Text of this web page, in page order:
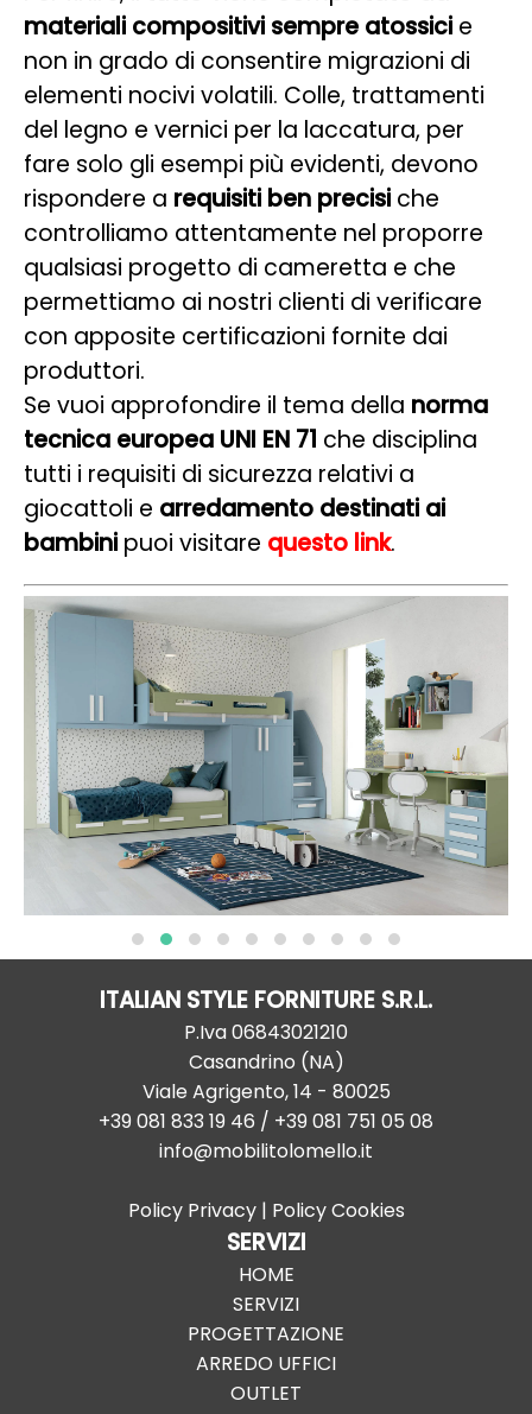
materiali compositivi sempre atossici e
non in grado di consentire migrazioni di
elementi nocivi volatili. Colle, trattamenti
del legno e vernici per la laccatura, per
fare solo gli esempi più evidenti, devono
rispondere a requisiti ben precisi che
controlliamo attentamente nel proporre
qualsiasi progetto di cameretta e che
permettiamo ai nostri clienti di verificare
con apposite certificazioni fornite dai
produttori.
Se vuoi approfondire il tema della norma
tecnica europea UNI EN 71 che disciplina
tutti i requisiti di sicurezza relativi a
giocattoli e arredamento destinati ai
bambini puoi visitare questo link.
ITALIAN STYLE FORNITURE S.R.L.
P.Iva06843021210
Casandrino (NA)
Viale Agrigento, 14 - 80025
+39 081 833 19 46 / +39 081 751 05 08
info@mobilitolomello.it
Policy Privacy| Policy Cookies
SERVIZI
HOME
SERVIZI
PROGETTAZIONE
ARREDO UFFICI
OUTLET